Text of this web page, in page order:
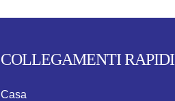
COLLEGAMENTI RAPIDI
Casa